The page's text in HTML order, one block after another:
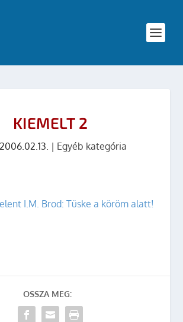
KIEMELT 2
2006.02.13. | Egyéb kategória
I.M. Brod: Tüske a köröm alatt!
OSSZA MEG: